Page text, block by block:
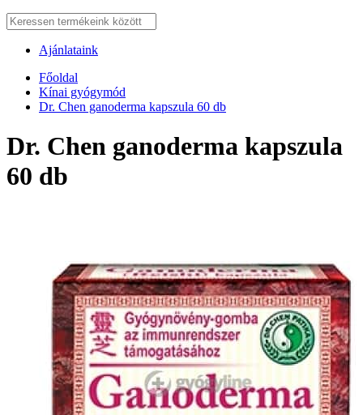
Ajánlataink
Főoldal
Kínai gyógymód
Dr. Chen ganoderma kapszula 60 db
Dr. Chen ganoderma kapszula
60 db